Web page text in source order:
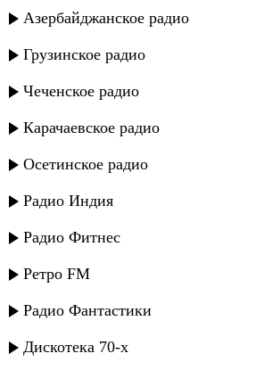
Азербайджанское радио
Грузинское радио
Чеченское радио
Карачаевское радио
Осетинское радио
Радио Индия
Радио Фитнес
Ретро FM
Радио Фантастики
Дискотека 70-х
Даниэль Гарунов - Я - сын
Асхат Айдемиров - Кавказ
Сёма Семенов - За мой Кавказ
Кавказ группа - Эльвина